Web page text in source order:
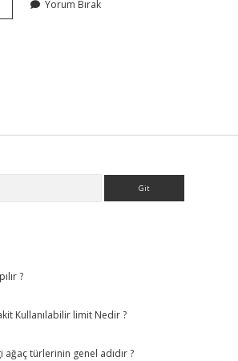
Yorum Bırak
?
Kullanılabilir limit Nedir ?
türlerinin genel adıdır ?